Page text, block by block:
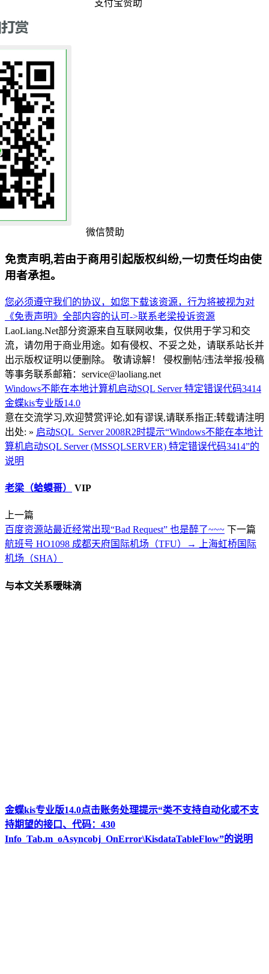
支付宝赞助
微信赞助
免责声明,若由于商用引起版权纠纷,一切责任均由使
用者承担。
您必须遵守我们的协议，如您下载该资源，行为将被视为对
《免责声明》全部内容的认可->联系老梁投诉资源
LaoLiang.Net部分资源来自互联网收集，仅供用于学习和交
流，请勿用于商业用途。如有侵权、不妥之处，请联系站长并
出示版权证明以便删除。 敬请谅解！ 侵权删帖/违法举报/投稿
等事务联系邮箱：service@laoliang.net
Windows不能在本地计算机启动SQL Server特定错误代码3414
金蝶kis专业版14.0
意在交流学习,欢迎赞赏评论,如有谬误,请联系指正;转载请注明
出处: » 启动SQL Server 2008R2时提示“Windows不能在本地计
算机启动SQL Server (MSSQLSERVER) 特定错误代码3414”的
说明
老梁（蛤蟆哥） VIP
上一篇
百度资源站最近经常出现“Bad Request” 也是醉了~~~ 下一篇
航班号 HO1098‌ 成都天府国际机场（TFU）→ 上海虹桥国际
机场（SHA）‌
与本文关系暧昧滴
金蝶kis专业版14.0点击账务处理提示“类不支持自动化或不支
持期望的接口、代码：430
Info_Tab.m_oAsyncobj_OnError\KisdataTableFlow”的说明